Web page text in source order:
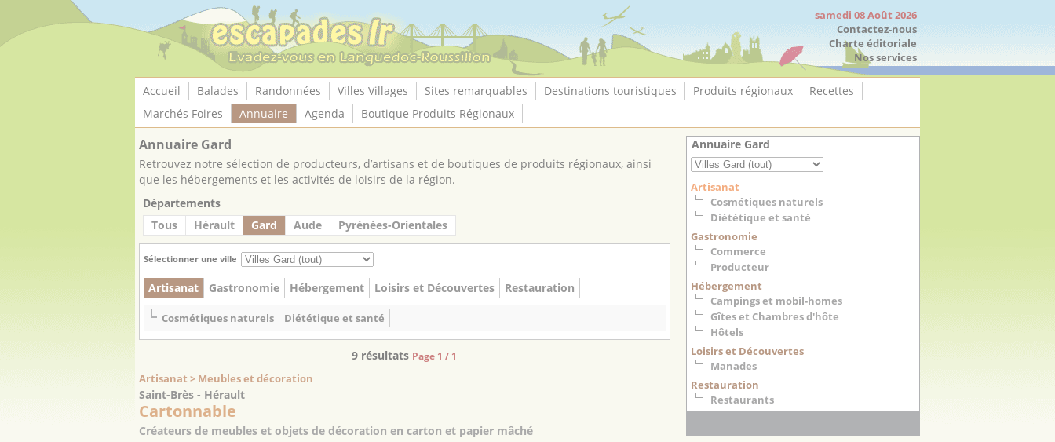
samedi 08 Août 2026
Contactez-nous
Charte éditoriale
Nos services
Accueil Balades Randonnées Villes Villages Sites remarquables Destinations touristiques Produits régionaux
Recettes
Marchés Foires
Annuaire Agenda Boutique Produits Régionaux
Annuaire Gard
Retrouvez notre sélection de producteurs, d’artisans et de boutiques de produits régionaux, ainsi
que les hébergements et les activités de loisirs de la région.
Départements
Tous
Hérault Gard Aude Pyrénées-Orientales
Sélectionner une ville
Artisanat Gastronomie Hébergement Loisirs et Découvertes Restauration
Cosmétiques naturels Diététique et santé
9 résultats Page 1 / 1
Artisanat > Meubles et décoration
Saint-Brès - Hérault
Cartonnable
Créateurs de meubles et objets de décoration en carton et papier mâché
Annuaire Gard
Artisanat
Cosmétiques naturels
Diététique et santé
Gastronomie
Commerce
Producteur
Hébergement
Campings et mobil-homes
Gîtes et Chambres d'hôte
Hôtels
Loisirs et Découvertes
Manades
Restauration
Restaurants
Panneau de gestion des cookies